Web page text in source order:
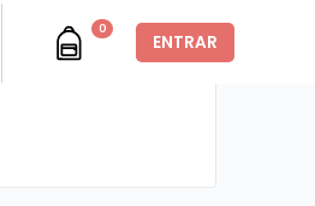
0
ENTRAR